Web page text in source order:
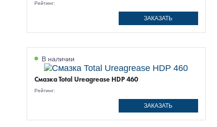
Рейтинг:
ЗАКАЗАТЬ
В наличии
Смазка Total Ureagrease HDP 460
Рейтинг:
ЗАКАЗАТЬ